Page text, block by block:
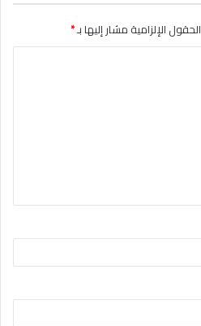
الحقول الإلزامية مشار إليها بـ*